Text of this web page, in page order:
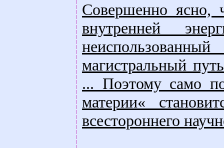
Совершенно ясно,
внутренней
магистральный
... Поэтому само
материи«
всестороннего